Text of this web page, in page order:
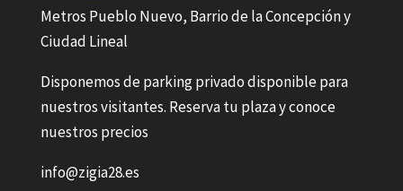
Metros Pueblo Nuevo, Barrio de la Concepción y
Ciudad Lineal
Disponemos de parking privado disponible para
nuestros visitantes. Reserva tu plaza y conoce
nuestros precios
info@zigia28.es